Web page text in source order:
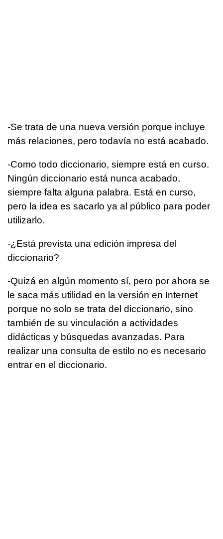
-Se trata de una nueva versión porque incluye
más relaciones, pero todavía no está acabado.
-Como todo diccionario, siempre está en curso.
Ningún diccionario está nunca acabado,
siempre falta alguna palabra. Está en curso,
pero la idea es sacarlo ya al público para poder
utilizarlo.
-¿Está prevista una edición impresa del
diccionario?
-Quizá en algún momento sí, pero por ahora se
le saca más utilidad en la versión en Internet
porque no solo se trata del diccionario, sino
también de su vinculación a actividades
didácticas y búsquedas avanzadas. Para
realizar una consulta de estilo no es necesario
entrar en el diccionario.